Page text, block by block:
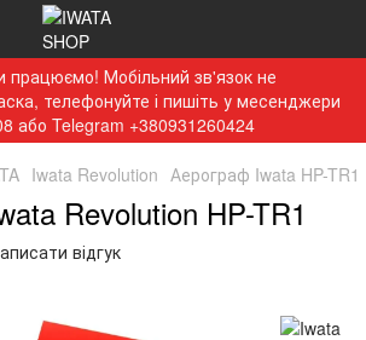
працюємо! Мобільний зв'язок не
телефонуйте і пишіть у месенджери
або Telegram +380931260424
Iwata Revolution Аерограф Iwata HP-TR1
Revolution HP-TR1
відгук